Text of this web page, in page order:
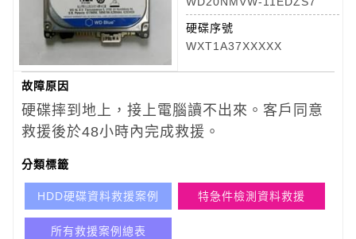
硬碟序號
WXT1A37XXXXX
故障原因
硬碟摔到地上，接上電腦讀不出來。​客戶同意
救援後於48小時內完成救援。
分類標籤
HDD硬碟資料救援案例 特急件檢測資料救援
所有救援案例總表